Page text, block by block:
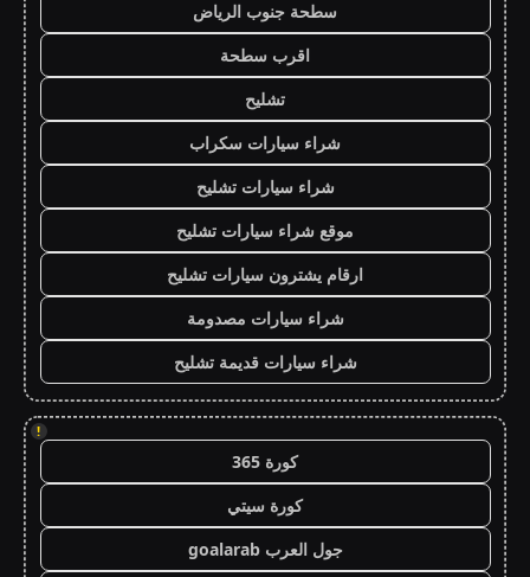
سطحة جنوب الرياض
اقرب سطحة
تشليح
شراء سيارات سكراب
شراء سيارات تشليح
موقع شراء سيارات تشليح
ارقام يشترون سيارات تشليح
شراء سيارات مصدومة
شراء سيارات قديمة تشليح
!
كورة 365
كورة سيتي
جول العرب goalarab